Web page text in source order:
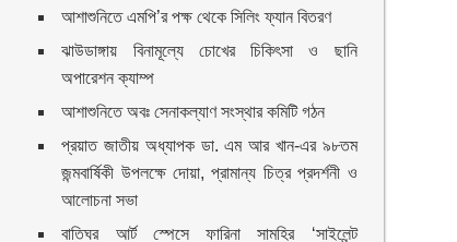
আশাশুনিতে এমপি’র পক্ষ থেকে সিলিং ফ্যান বিতরণ
ঝাউডাঙ্গায় বিনামূল্যে চোখের চিকিৎসা ও ছানি
অপারেশন ক্যাম্প
আশাশুনিতে অবঃ সেনাকল্যাণ সংস্থার কমিটি গঠন
প্রয়াত জাতীয় অধ্যাপক ডা. এম আর খান-এর ৯৮তম
জন্মবার্ষিকী উপলক্ষে দোয়া, প্রামান্য চিত্র প্রদর্শনী ও
আলোচনা সভা
বাতিঘর আর্ট স্পেসে ফারিনা সামহির ‘সাইলেন্ট